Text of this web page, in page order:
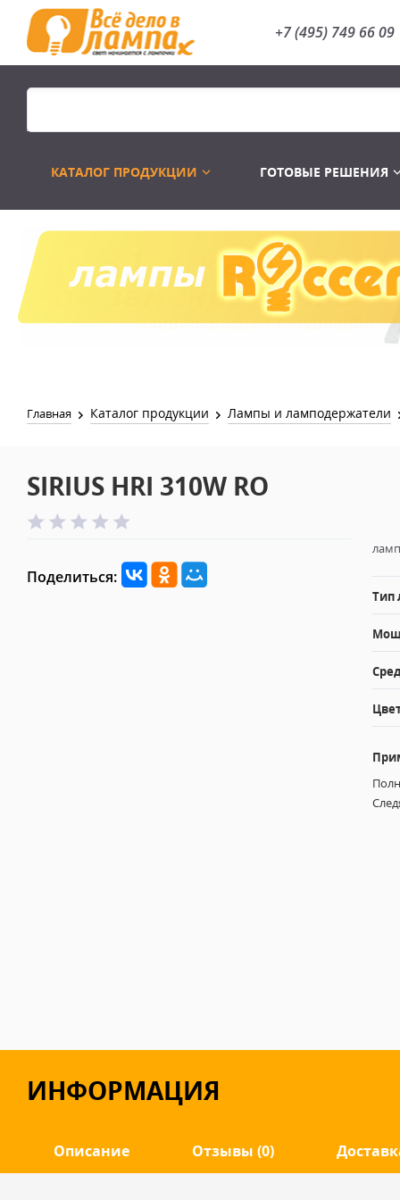
+7 (495) 749 66 09
КАТАЛОГ ПРОДУКЦИИ
Распродажа Лампы
ГОТОВЫЕ РЕШЕНИЯ
Главная Каталог продукции Лампы и ламподержатели
SIRIUS HRI 310W RO
Поделиться:
Тип
ИНФОРМАЦИЯ
Описание Отзывы (0)